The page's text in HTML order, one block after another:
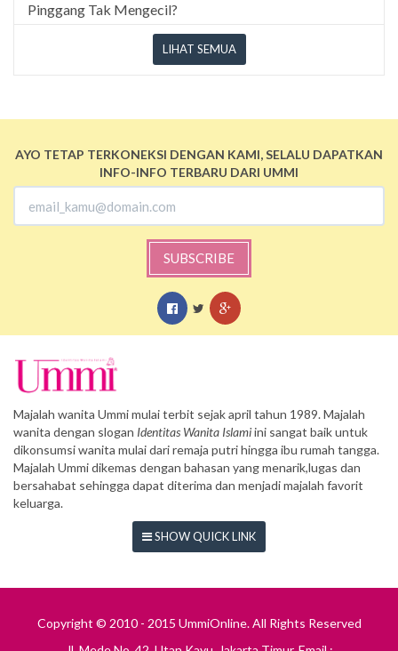
Pinggang Tak Mengecil?
LIHAT SEMUA
AYO TETAP TERKONEKSI DENGAN KAMI, SELALU DAPATKAN
INFO-INFO TERBARU DARI UMMI
SUBSCRIBE
Majalah wanita Ummi mulai terbit sejak april tahun 1989. Majalah
wanita dengan slogan Identitas Wanita Islamiini sangat baik untuk
dikonsumsi wanita mulai dari remaja putri hingga ibu rumah tangga.
Majalah Ummi dikemas dengan bahasan yang menarik,lugas dan
bersahabat sehingga dapat diterima dan menjadi majalah favorit
keluarga.
SHOW QUICK LINK
Copyright © 2010 - 2015 UmmiOnline. All Rights Reserved